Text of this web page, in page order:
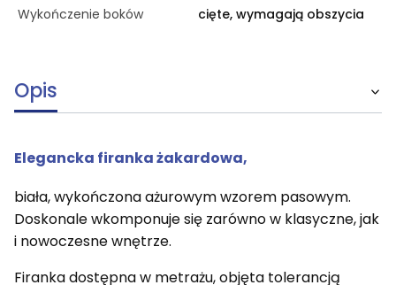
Wykończenie boków
cięte, wymagają obszycia
Opis
Elegancka firanka żakardowa,
biała, wykończona ażurowym wzorem pasowym.
Doskonale wkomponuje się zarówno w klasyczne, jak
i nowoczesne wnętrze.
Firanka dostępna w metrażu, objęta tolerancją